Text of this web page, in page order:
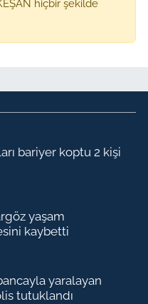
hiçbir şekilde
bariyer koptu 2 kişi
yaşam
kaybetti
yaralayan
tutuklandı